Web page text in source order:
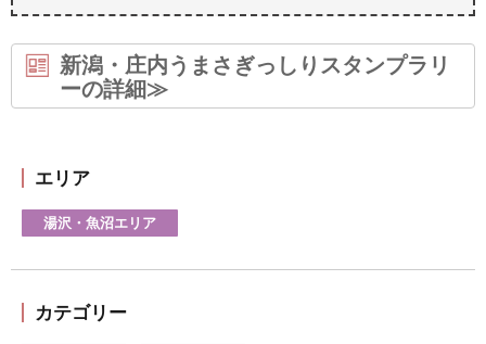
新潟・庄内うまさぎっしりスタンプラリ
ーの詳細≫
エリア
湯沢・魚沼エリア
カテゴリー